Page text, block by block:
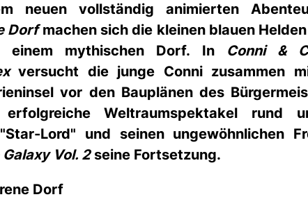
neuen vollständig animierten
Dorfmachen sich die kleinen blauen
einem mythischen Dorf. In Conni &
versucht die junge Conni zusammen
vor den Bauplänen des
Weltraumspektakel rund
Lord" und seinen ungewöhnlichen
Vol. 2seine Fortsetzung.
Dorf